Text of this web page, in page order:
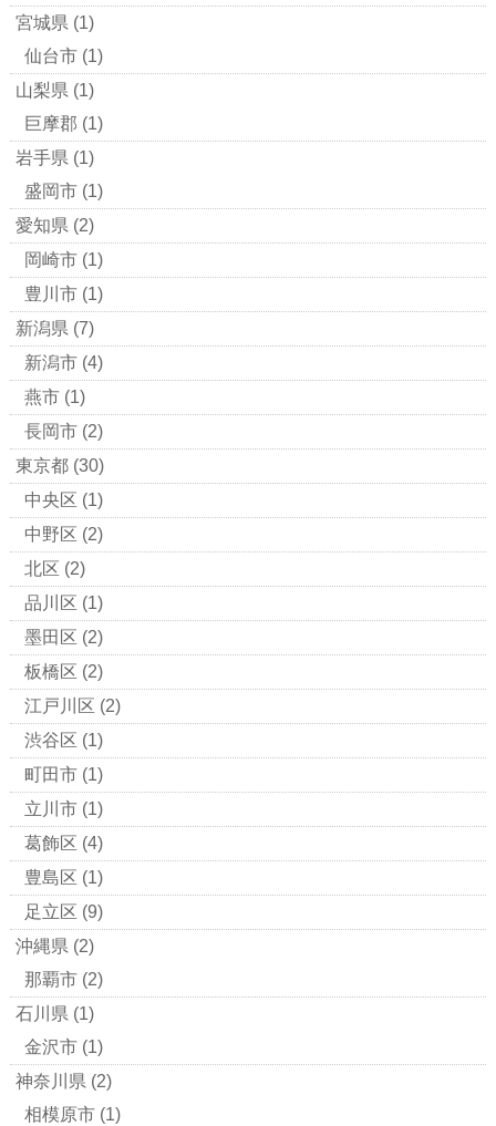
宮城県 (1)
仙台市 (1)
山梨県 (1)
巨摩郡 (1)
岩手県 (1)
盛岡市 (1)
愛知県 (2)
岡崎市 (1)
豊川市 (1)
新潟県 (7)
新潟市 (4)
燕市 (1)
長岡市 (2)
東京都 (30)
中央区 (1)
中野区 (2)
北区 (2)
品川区 (1)
墨田区 (2)
板橋区 (2)
江戸川区 (2)
渋谷区 (1)
町田市 (1)
立川市 (1)
葛飾区 (4)
豊島区 (1)
足立区 (9)
沖縄県 (2)
那覇市 (2)
石川県 (1)
金沢市 (1)
神奈川県 (2)
相模原市 (1)